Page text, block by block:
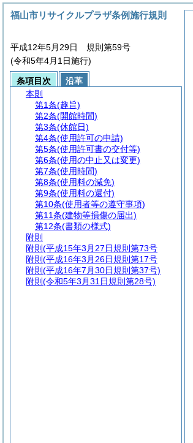
福山市リサイクルプラザ条例施行規則
平成12年5月29日 規則第59号
(令和5年4月1日施行)
条項目次
沿革
本則
第1条(趣旨)
第2条(開館時間)
第3条(休館日)
第4条(使用許可の申請)
第5条(使用許可書の交付等)
第6条(使用の中止又は変更)
第7条(使用時間)
第8条(使用料の減免)
第9条(使用料の還付)
第10条(使用者等の遵守事項)
第11条(建物等損傷の届出)
第12条(書類の様式)
附則
附則 (平成15年3月27日規則第73号
附則 (平成16年3月26日規則第17号
附則 (平成16年7月30日規則第37号)
附則 (令和5年3月31日規則第28号)